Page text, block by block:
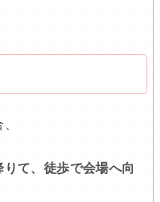
て、徒歩で会場へ向